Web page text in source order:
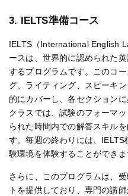
3. IELTS準備コース
IELTS（International English
ースは、世界的に認められた
するプログラムです。このコ
グ、ライティング、スピーキ
的にカバーし、各セクション
クラスでは、試験のフォーマ
られた時間内での解答スキル
す。毎週の終わりには、
験環境を体験することができま
さらに、このプログラムは、
トを提供しており、専門の講